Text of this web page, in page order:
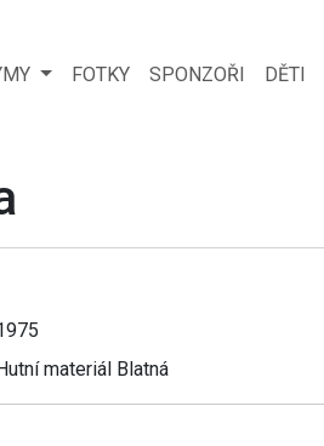
FOTKY SPONZOŘI DĚTI
materiál Blatná